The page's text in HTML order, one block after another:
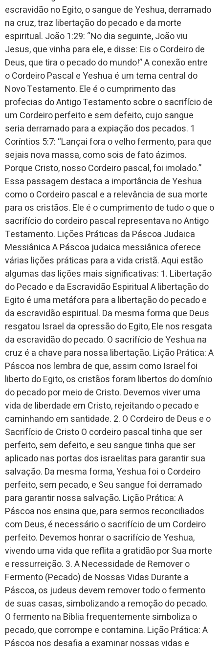
escravidão no Egito, o sangue de Yeshua, derramado
na cruz, traz libertação do pecado e da morte
espiritual. João 1:29: “No dia seguinte, João viu
Jesus, que vinha para ele, e disse: Eis o Cordeiro de
Deus, que tira o pecado do mundo!” A conexão entre
o Cordeiro Pascal e Yeshua é um tema central do
Novo Testamento. Ele é o cumprimento das
profecias do Antigo Testamento sobre o sacrifício de
um Cordeiro perfeito e sem defeito, cujo sangue
seria derramado para a expiação dos pecados. 1
Coríntios 5:7: “Lançai fora o velho fermento, para que
sejais nova massa, como sois de fato ázimos.
Porque Cristo, nosso Cordeiro pascal, foi imolado.”
Essa passagem destaca a importância de Yeshua
como o Cordeiro pascal e a relevância de sua morte
para os cristãos. Ele é o cumprimento de tudo o que o
sacrifício do cordeiro pascal representava no Antigo
Testamento. Lições Práticas da Páscoa Judaica
Messiânica A Páscoa judaica messiânica oferece
várias lições práticas para a vida cristã. Aqui estão
algumas das lições mais significativas: 1. Libertação
do Pecado e da Escravidão Espiritual A libertação do
Egito é uma metáfora para a libertação do pecado e
da escravidão espiritual. Da mesma forma que Deus
resgatou Israel da opressão do Egito, Ele nos resgata
da escravidão do pecado. O sacrifício de Yeshua na
cruz é a chave para nossa libertação. Lição Prática: A
Páscoa nos lembra de que, assim como Israel foi
liberto do Egito, os cristãos foram libertos do domínio
do pecado por meio de Cristo. Devemos viver uma
vida de liberdade em Cristo, rejeitando o pecado e
caminhando em santidade. 2. O Cordeiro de Deus e o
Sacrifício de Cristo O cordeiro pascal tinha que ser
perfeito, sem defeito, e seu sangue tinha que ser
aplicado nas portas dos israelitas para garantir sua
salvação. Da mesma forma, Yeshua foi o Cordeiro
perfeito, sem pecado, e Seu sangue foi derramado
para garantir nossa salvação. Lição Prática: A
Páscoa nos ensina que, para sermos reconciliados
com Deus, é necessário o sacrifício de um Cordeiro
perfeito. Devemos honrar o sacrifício de Yeshua,
vivendo uma vida que reflita a gratidão por Sua morte
e ressurreição. 3. A Necessidade de Remover o
Fermento (Pecado) de Nossas Vidas Durante a
Páscoa, os judeus devem remover todo o fermento
de suas casas, simbolizando a remoção do pecado.
O fermento na Bíblia frequentemente simboliza o
pecado, que corrompe e contamina. Lição Prática: A
Páscoa nos desafia a examinar nossas vidas e